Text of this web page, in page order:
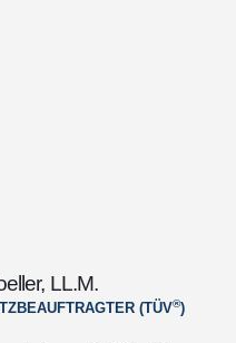
LL.M.
(TÜV®)